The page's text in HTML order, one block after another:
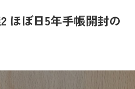
ほぼ日5年手帳開封の